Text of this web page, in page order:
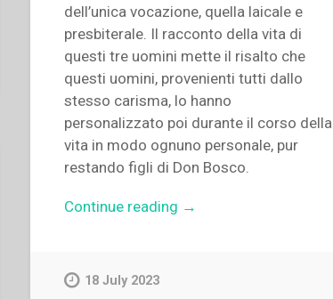
dell’unica vocazione, quella laicale e
presbiterale. Il racconto della vita di
questi tre uomini mette il risalto che
questi uomini, provenienti tutti dallo
stesso carisma, lo hanno
personalizzato poi durante il corso della
vita in modo ognuno personale, pur
restando figli di Don Bosco.
Continue reading “Pier
→
18 July 2023